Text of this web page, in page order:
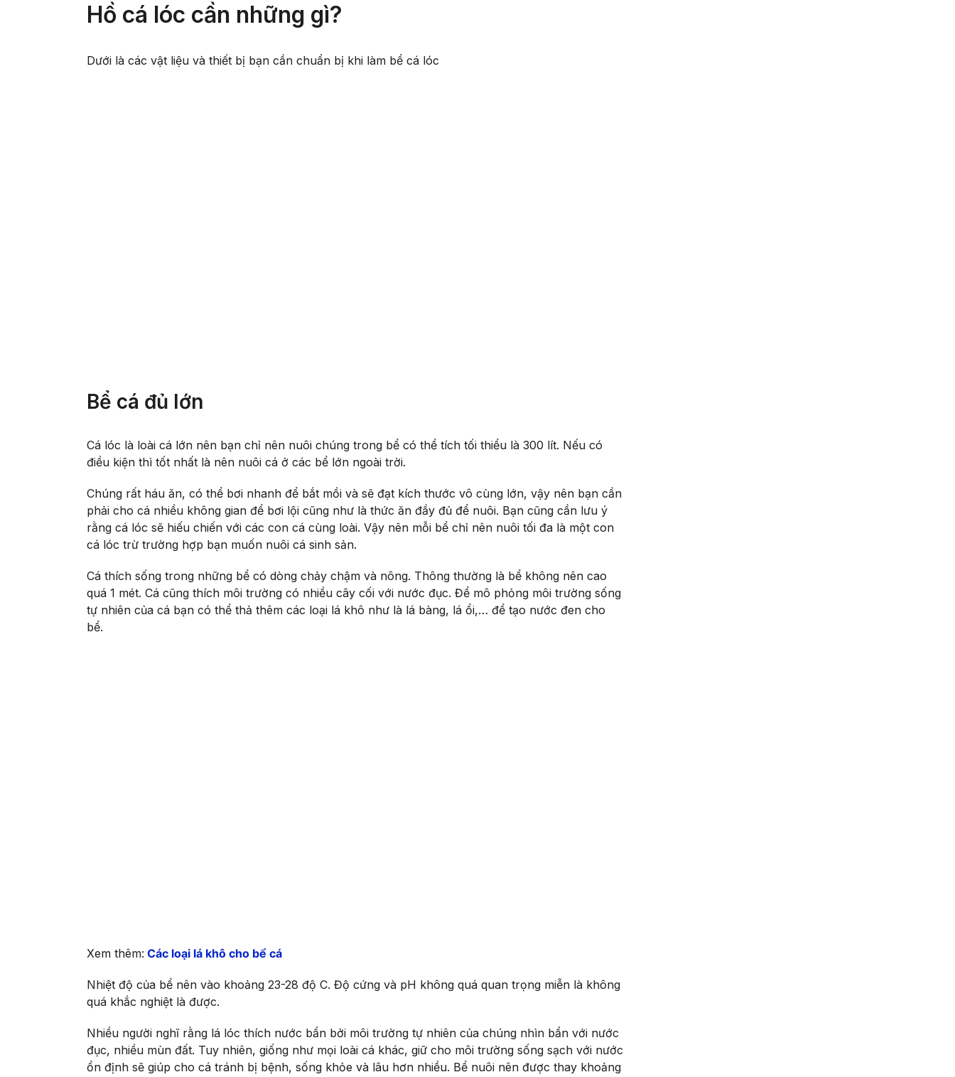
Hồ cá lóc cần những gì?
Dưới là các vật liệu và thiết bị bạn cần chuẩn bị khi làm bể cá lóc
Bể cá đủ lớn
Cá lóc là loài cá lớn nên bạn chỉ nên nuôi chúng trong bể có thể tích tối thiểu là 300 lít. Nếu có
điều kiện thì tốt nhất là nên nuôi cá ở các bể lớn ngoài trời.
Chúng rất háu ăn, có thể bơi nhanh để bắt mồi và sẽ đạt kích thước vô cùng lớn, vậy nên bạn cần
phải cho cá nhiều không gian để bơi lội cũng như là thức ăn đầy đủ để nuôi. Bạn cũng cần lưu ý
rằng cá lóc sẽ hiếu chiến với các con cá cùng loài. Vậy nên mỗi bể chỉ nên nuôi tối đa là một con
cá lóc trừ trường hợp bạn muốn nuôi cá sinh sản.
Cá thích sống trong những bể có dòng chảy chậm và nông. Thông thường là bể không nên cao
quá 1 mét. Cá cũng thích môi trường có nhiều cây cối với nước đục. Để mô phỏng môi trường sống
tự nhiên của cá bạn có thể thả thêm các loại lá khô như là lá bàng, lá ổi,… để tạo nước đen cho
bể.
Xem thêm: Các loại lá khô cho bể cá
Nhiệt độ của bể nên vào khoảng 23-28 độ C. Độ cứng và pH không quá quan trọng miễn là không
quá khắc nghiệt là được.
Nhiều người nghĩ rằng lá lóc thích nước bẩn bởi môi trường tự nhiên của chúng nhìn bẩn với nước
đục, nhiều mùn đất. Tuy nhiên, giống như mọi loài cá khác, giữ cho môi trường sống sạch với nước
ổn định sẽ giúp cho cá tránh bị bệnh, sống khỏe và lâu hơn nhiều. Bể nuôi nên được thay khoảng